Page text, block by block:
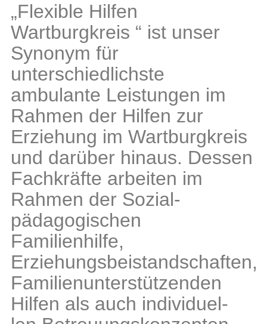
„Flexible Hilfen
Wartburgkreis “ ist unser
Synonym für
unterschiedlichste
ambulante Leistungen im
Rahmen der Hilfen zur
Erziehung im Wartburgkreis
und darüber hinaus. Dessen
Fachkräfte arbeiten im
Rahmen der Sozial-
pädagogischen
Familienhilfe,
Erziehungsbeistandschaften,
Familienunterstützenden
Hilfen als auch individuel-